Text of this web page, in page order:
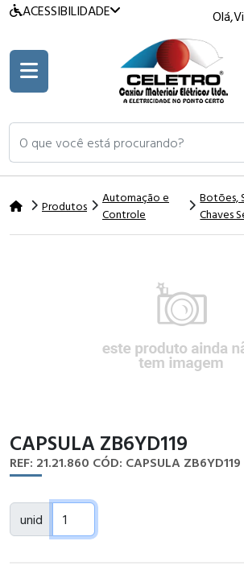
ACESSIBILIDADE Olá,
O que você está procurando?
Produtos
Automação e
Controle
Botões,
Chaves
CAPSULA ZB6YD119
REF: 21.21.860 CÓD: CAPSULA ZB6YD119
unid